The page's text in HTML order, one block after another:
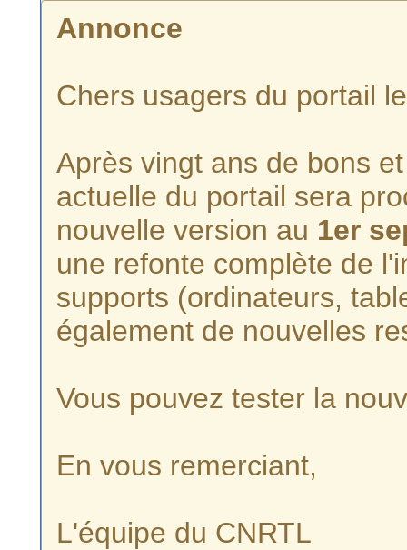
Annonce
Chers usagers du portail
Après vingt ans de bons
actuelle du portail sera
nouvelle version au 1er
une refonte complète de
supports (ordinateurs,
également de nouvelles
Vous pouvez tester la
En vous remerciant,
L'équipe du CNRTL